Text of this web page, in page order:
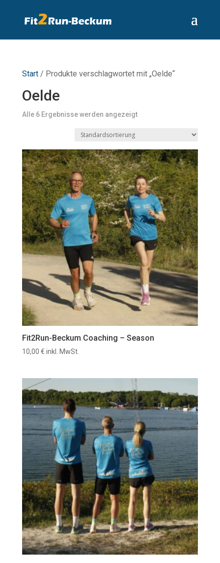
Start/ Produkte verschlagwortet mit „Oelde“
Oelde
Alle 6 Ergebnisse werden angezeigt
Fit2Run-Beckum Coaching – Season
10,00 € inkl. MwSt.